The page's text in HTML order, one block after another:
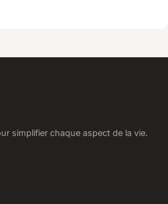
simplifier chaque aspect de la vie.